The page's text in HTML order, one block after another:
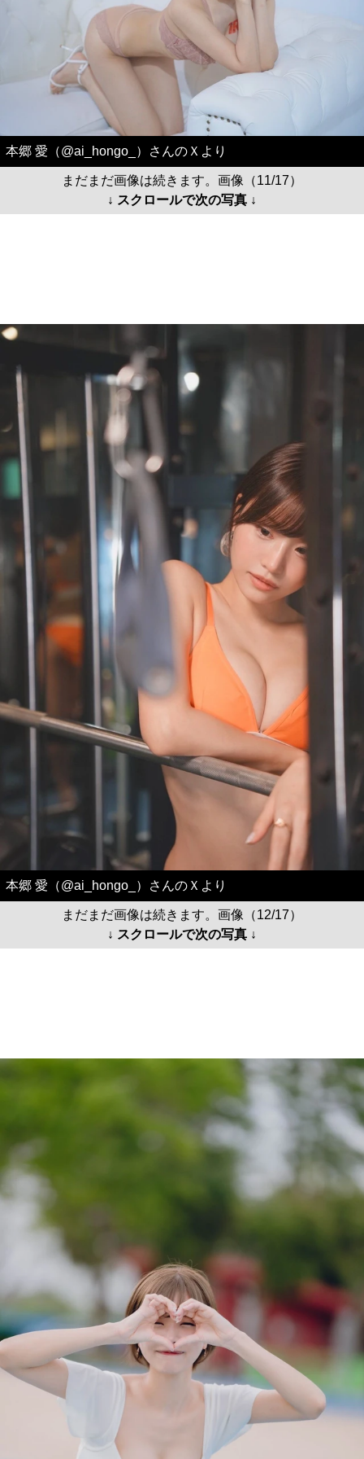
本郷 愛（@ai_hongo_）さんのＸより
まだまだ画像は続きます。画像（11/17）
↓ スクロールで次の写真 ↓
本郷 愛（@ai_hongo_）さんのＸより
まだまだ画像は続きます。画像（12/17）
↓ スクロールで次の写真 ↓